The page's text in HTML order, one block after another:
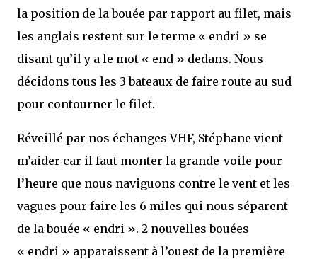
la position de la bouée par rapport au filet, mais
les anglais restent sur le terme « endri » se
disant qu’il y a le mot « end » dedans. Nous
décidons tous les 3 bateaux de faire route au sud
pour contourner le filet.
Réveillé par nos échanges VHF, Stéphane vient
m’aider car il faut monter la grande-voile pour
l’heure que nous naviguons contre le vent et les
vagues pour faire les 6 miles qui nous séparent
de la bouée « endri ». 2 nouvelles bouées
« endri » apparaissent à l’ouest de la première